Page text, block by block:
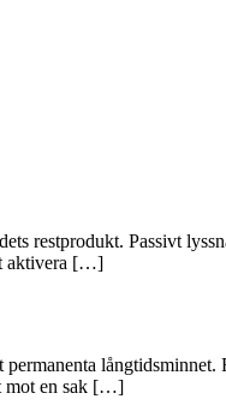
restprodukt. Passivt
aktivera […]
långtidsminnet.
mot en sak […]